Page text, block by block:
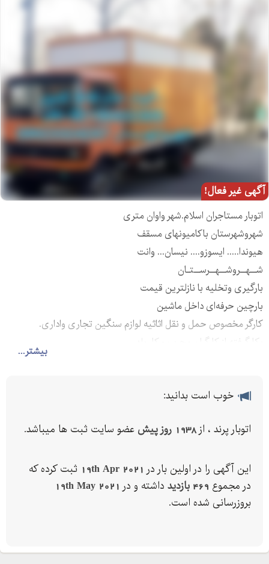
آگهی غیر فعال!
بیشتر...
اتوبار مستاجران اسلام.شهر واوان متری
شهروشهرستان باکامیونهای مسقف
هیوندا..... ایسوزو.... نیسان... وانت
شــهــروشــهــرســتـان
بارگیری وتخلیه با نازلترین قیمت
بارچین حرفه‌ای داخل ماشین
کارگر مخصوص حمل و نقل اثاثیه لوازم سنگین تجاری واداری.
بکارگرفته از کارگران مجرب و کار بلد
خوب است بدانید:
اتوبار پرند ، از1938 روز پیش عضو سایت ثبت ها میباشد.
این آگهی را در اولین بار در 19th Apr 2021 ثبت کرده که
در مجموع 469 بازدید داشته و در 19th May 2021
بروزرسانی شده است.